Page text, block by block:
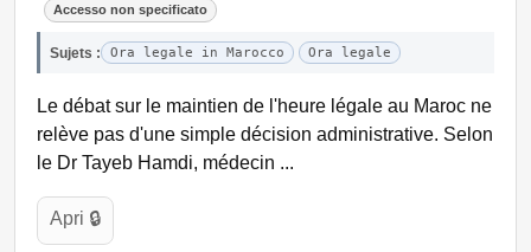
Accesso non specificato
Sujets : Ora legale in Marocco Ora legale
Le débat sur le maintien de l'heure légale au Maroc ne
relève pas d'une simple décision administrative. Selon
le Dr Tayeb Hamdi, médecin ...
Apri 🔒